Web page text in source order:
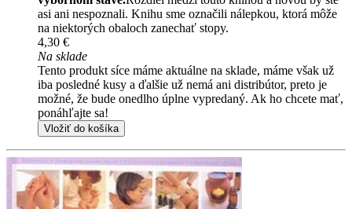
asi ani nespoznali. Knihu sme označili nálepkou, ktorá môže
na niektorých obaloch zanechať stopy.
4,30 €
Na sklade
Tento produkt síce máme aktuálne na sklade, máme však už
iba posledné kusy a ďalšie už nemá ani distribútor, preto je
možné, že bude onedlho úplne vypredaný. Ak ho chcete mať,
ponáhľajte sa!
Vložiť do košíka